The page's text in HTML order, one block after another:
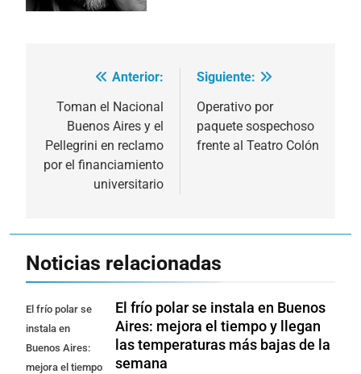
Navegación
de
entradas
Anterior:
Toman el Nacional
Buenos Aires y el
Pellegrini en reclamo
por el financiamiento
universitario
Siguiente:
Operativo por
paquete sospechoso
frente al Teatro Colón
Noticias relacionadas
El frío polar se
instala en
Buenos Aires:
mejora el tiempo
El frío polar se instala en Buenos
Aires: mejora el tiempo y llegan
las temperaturas más bajas de la
semana